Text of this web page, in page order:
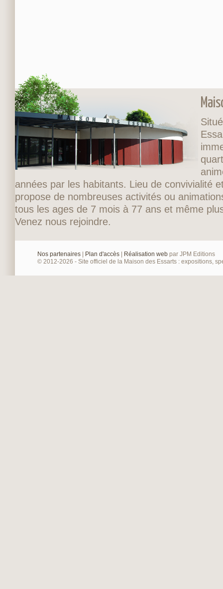
années par les habitants. Lieu de convivialité
propose de nombreuses activités ou
tous les ages de 7 mois à 77 ans et même
Venez nous rejoindre.
Nos partenaires | Plan d'accès | Réalisation web par JPM Editions
© 2012-2026 - Site officiel de la Maison des Essarts : expositions,